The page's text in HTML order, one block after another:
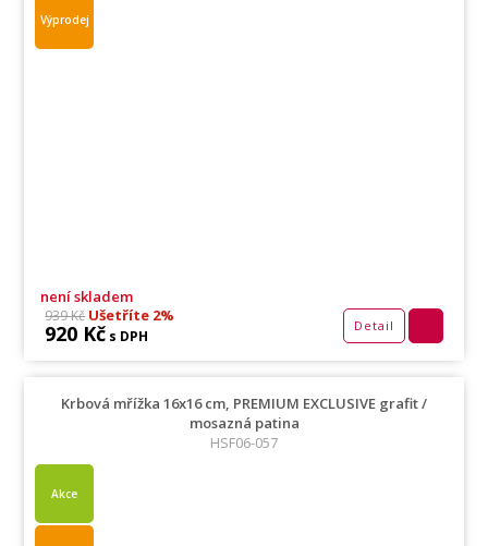
Výprodej
není skladem
939 KčUšetříte 2%
920 Kč s DPH
Detail
Krbová mřížka 16x16 cm, PREMIUM EXCLUSIVE grafit /
mosazná patina
HSF06-057
Akce